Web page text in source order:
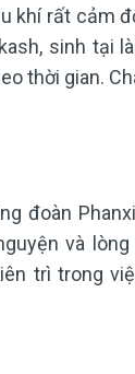
khí rất cảm
sinh tại
thời gian.
đoàn
và
trì trong